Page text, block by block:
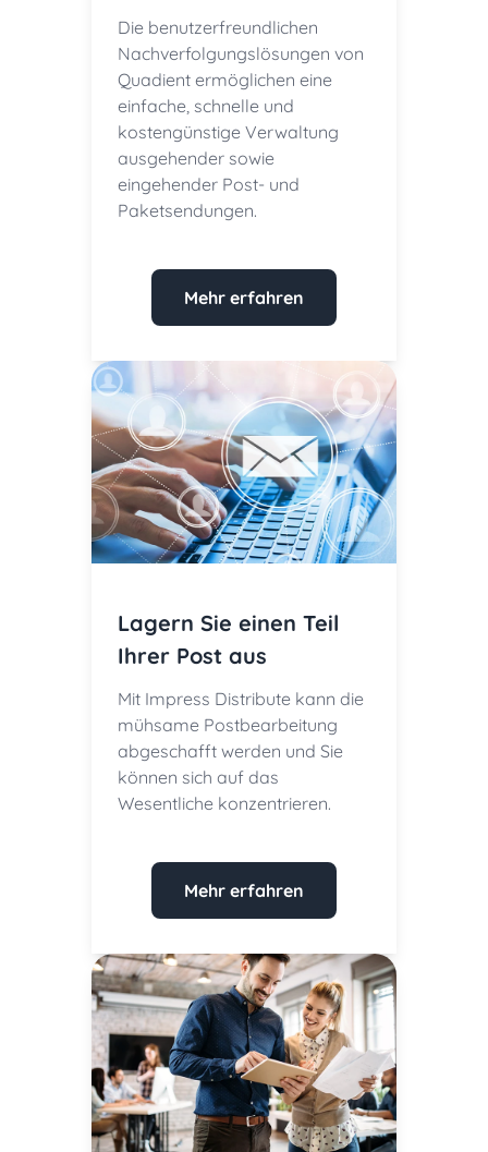
Die benutzerfreundlichen
Nachverfolgungslösungen von
Quadient ermöglichen eine
einfache, schnelle und
kostengünstige Verwaltung
ausgehender sowie
eingehender Post- und
Paketsendungen.
Mehr erfahren
Lagern Sie einen Teil
Ihrer Post aus
Mit Impress Distribute kann die
mühsame Postbearbeitung
abgeschafft werden und Sie
können sich auf das
Wesentliche konzentrieren.
Mehr erfahren